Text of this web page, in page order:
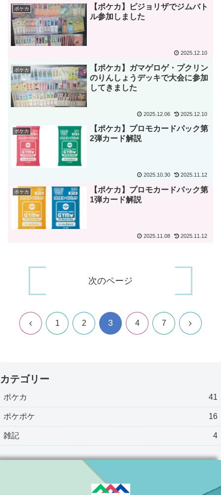
ポケカ
【ポケカ】ピジョリザでジムバト
ル参加しました
2025.12.10
ポケカ
【ポケカ】ガマゲロゲ・プクリン
のりんしょうデッキで大会に参加
してきました
2025.12.06 2025.12.10
ポケカ
【ポケカ】プロモカードパック第
2弾カード解説
2025.10.30 2025.11.12
ポケカ
【ポケカ】プロモカードパック第
1弾カード解説
2025.11.08 2025.11.12
次のページ
前 1 2 3 4 7 次
カテゴリー
ポケカ 41
ポケポケ 16
雑記 4